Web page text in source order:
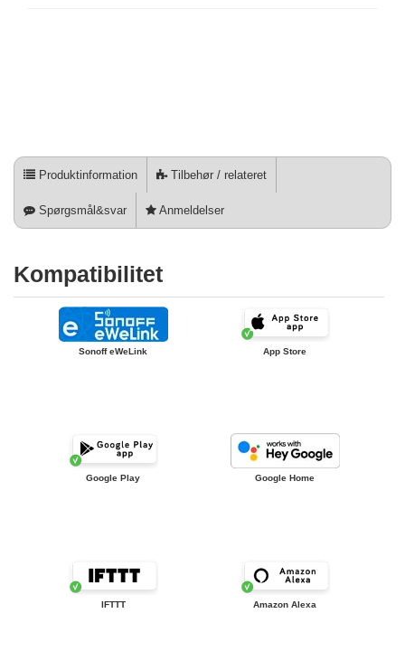
Produktinformation Tilbehør / relateret
Spørgsmål&svar Anmeldelser
Kompatibilitet
Sonoff eWeLink App Store
Google Play Google Home
IFTTT Amazon Alexa